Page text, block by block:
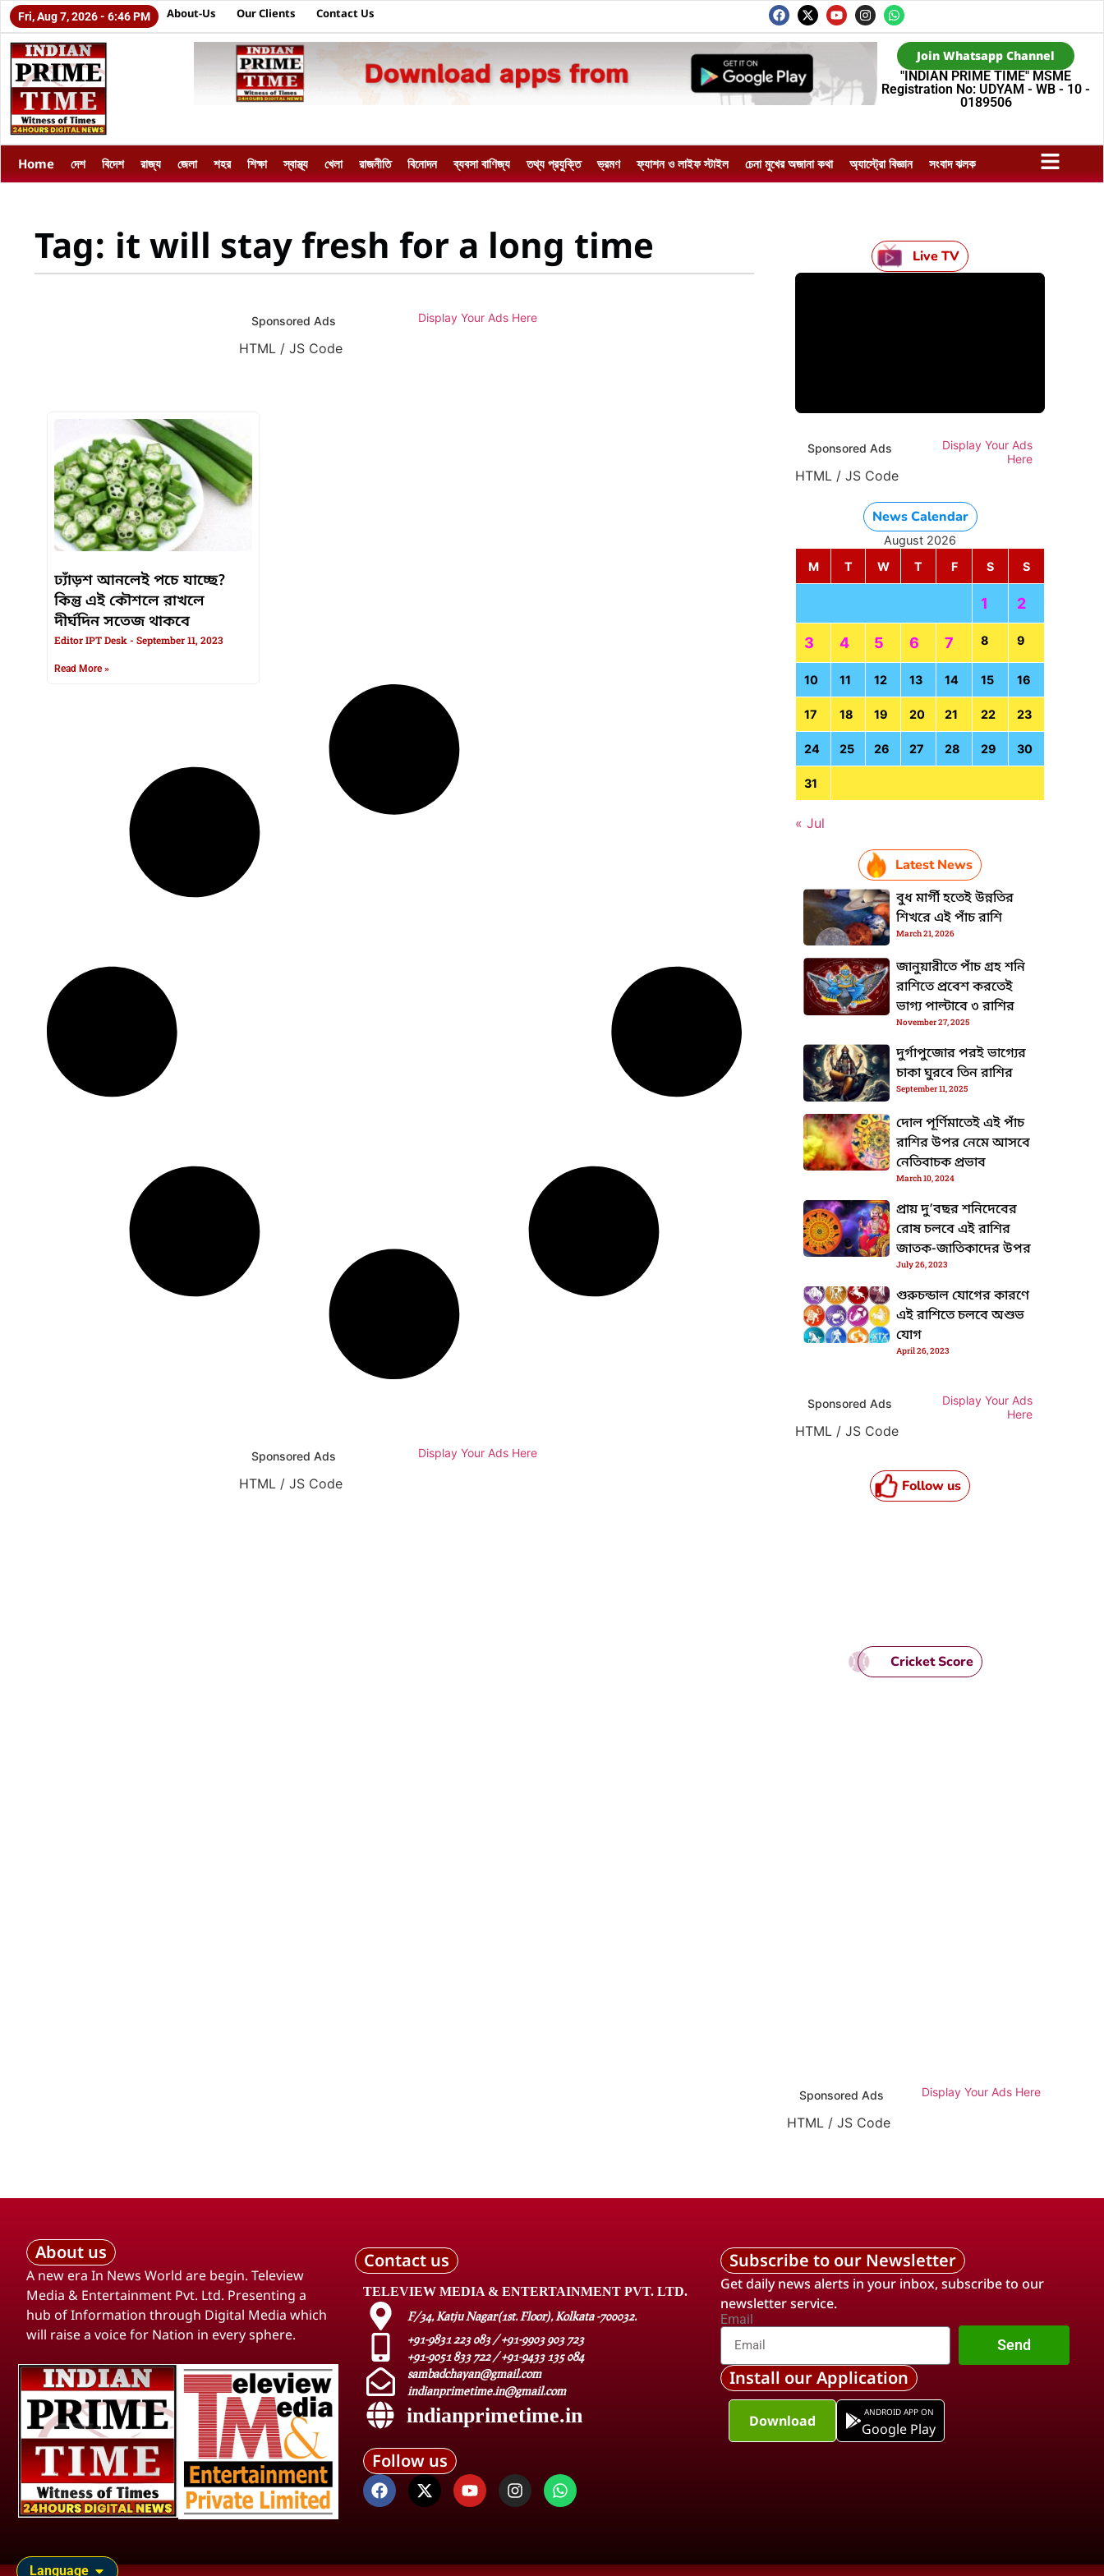
Fri, Aug 7, 2026 - 6:46 PM About-Us Our Clients Contact Us
Join Whatsapp Channel
"INDIAN PRIME TIME" MSME
Registration No: UDYAM - WB - 10 -
0189506
Home দেশ বিদেশ রাজ্য জেলা শহর শিক্ষা স্বাস্থ্য খেলা রাজনীতি বিনোদন ব্যবসা বাণিজ্য তথ্য প্রযুক্তি ভ্রমণ ফ্যাশন ও লাইফ স্টাইল চেনা মুখের অজানা কথা অ্যাস্ট্রো বিজ্ঞান সংবাদ ঝলক
Tag: it will stay fresh for a long time
Sponsored Ads Display Your Ads Here
HTML / JS Code
ঢ্যাঁড়শ আনলেই পচে যাচ্ছে?
কিন্তু এই কৌশলে রাখলে
দীর্ঘদিন সতেজ থাকবে
Editor IPT Desk September 11, 2023
Read More »
Sponsored Ads Display Your Ads Here
HTML / JS Code HTML / JS Code
Live TV
Sponsored Ads
Display Your Ads
Here
HTML / JS Code HTML / JS Code
News Calendar
August 2026
M
T W T F S S
1 2
3 4 5 6 7 8 9
10 11 12 13 14 15 16
17 18 19 20 21 22 23
24 25 26 27 28 29 30
31
« Jul
Latest News
বুধ মার্গী হতেই উন্নতির
শিখরে এই পাঁচ রাশি
March 21, 2026
জানুয়ারীতে পাঁচ গ্রহ শনি
রাশিতে প্রবেশ করতেই
ভাগ্য পাল্টাবে ৩ রাশির
November 27, 2025
দুর্গাপুজোর পরই ভাগ্যের
চাকা ঘুরবে তিন রাশির
September 11, 2025
দোল পূর্ণিমাতেই এই পাঁচ
রাশির উপর নেমে আসবে
নেতিবাচক প্রভাব
March 10, 2024
প্রায় দু’বছর শনিদেবের
রোষ চলবে এই রাশির
জাতক-জাতিকাদের উপর
July 26, 2023
গুরুচন্ডাল যোগের কারণে
এই রাশিতে চলবে অশুভ
যোগ
April 26, 2023
Sponsored Ads
Display Your Ads
Here
HTML / JS Code
Follow us
Cricket Score
Sponsored Ads Display Your Ads Here
HTML / JS Code
Language
About us
A new era In News World are begin. Teleview
Media & Entertainment Pvt. Ltd. Presenting a
hub of Information through Digital Media which
will raise a voice for Nation in every sphere.
Contact us
TELEVIEW MEDIA & ENTERTAINMENT PVT. LTD.
F/34, Katju Nagar(1st. Floor), Kolkata -700032.
+91-9831 223 083 / +91-9903 903 723
+91-9051 833 722 / +91-9433 135 084
sambadchayan@gmail.com
indianprimetime.in@gmail.com
indianprimetime.in
Follow us
Subscribe to our Newsletter
Get daily news alerts in your inbox, subscribe to our
newsletter service.
Email
Send
Install our Application
Download ANDROID APP ON
Google Play